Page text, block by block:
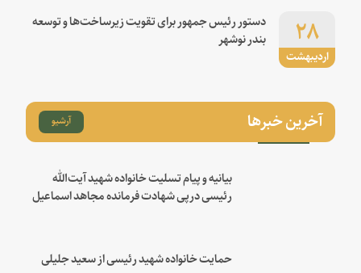
اردیبهشت
۲۸
دستور رئیس جمهور برای تقویت زیرساخت‌ها و توسعه
بندر نوشهر
آخرین خبرها آرشیو
بیانیه و پیام تسلیت خانواده شهید آیت‌الله
رئیسی درپی شهادت فرمانده مجاهد اسماعیل
حمایت خانواده شهید رئیسی از سعید جلیلی